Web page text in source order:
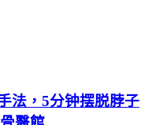
法，5分钟摆脱脖子